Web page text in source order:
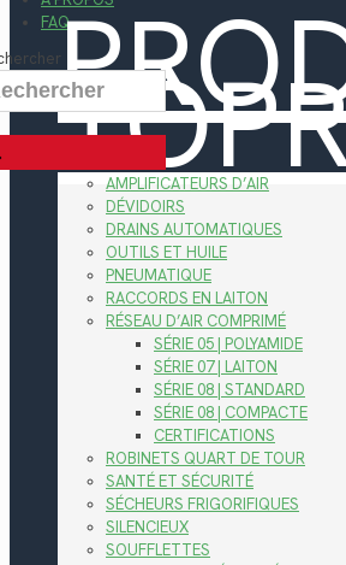
FAQ
AMPLIFICATEURS D’AIR
DÉVIDOIRS
DRAINS AUTOMATIQUES
OUTILS ET HUILE
PNEUMATIQUE
RACCORDS EN LAITON
RÉSEAU D’AIR COMPRIMÉ
SÉRIE 05 | POLYAMIDE
SÉRIE 07 | LAITON
SÉRIE 08 | STANDARD
SÉRIE 08 | COMPACTE
CERTIFICATIONS
ROBINETS QUART DE TOUR
SANTÉ ET SÉCURITÉ
SÉCHEURS FRIGORIFIQUES
SILENCIEUX
SOUFFLETTES